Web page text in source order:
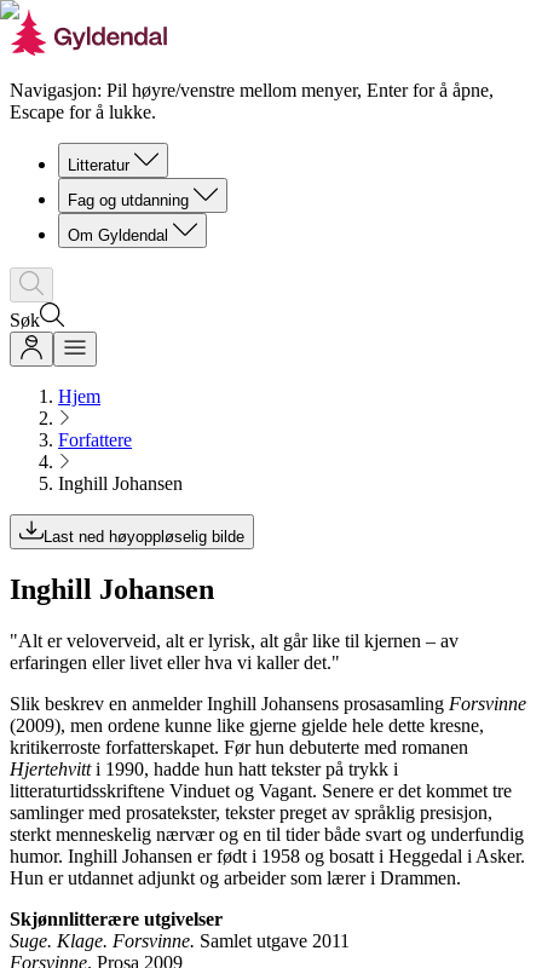
Navigasjon: Pil høyre/venstre mellom menyer, Enter for å åpne,
Escape for å lukke.
Litteratur
Fag og utdanning
Om Gyldendal
Søk
Hjem
Forfattere
Inghill Johansen
Last ned høyoppløselig bilde
Inghill Johansen
"Alt er veloverveid, alt er lyrisk, alt går like til kjernen – av
erfaringen eller livet eller hva vi kaller det."
Slik beskrev en anmelder Inghill Johansens prosasamling Forsvinne
(2009), men ordene kunne like gjerne gjelde hele dette kresne,
kritikerroste forfatterskapet. Før hun debuterte med romanen
Hjertehvitti 1990, hadde hun hatt tekster på trykk i
litteraturtidsskriftene Vinduet og Vagant. Senere er det kommet tre
samlinger med prosatekster, tekster preget av språklig presisjon,
sterkt menneskelig nærvær og en til tider både svart og underfundig
humor. Inghill Johansen er født i 1958 og bosatt i Heggedal i Asker.
Hun er utdannet adjunkt og arbeider som lærer i Drammen.
Skjønnlitterære utgivelser
Suge. Klage. Forsvinne. Samlet utgave 2011
Forsvinne. Prosa 2009